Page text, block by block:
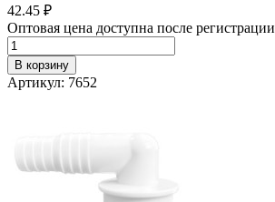
42.45 ₽
Оптовая цена доступна после регистрации
В корзину
Артикул: 7652